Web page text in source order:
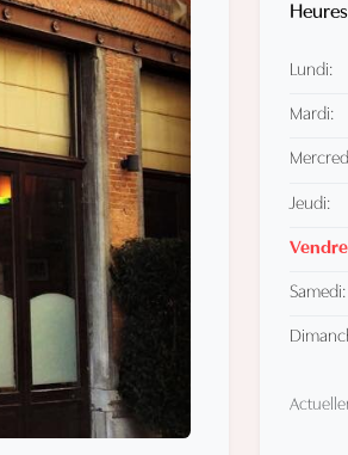
Lundi:
Mardi:
Jeudi:
Samedi: